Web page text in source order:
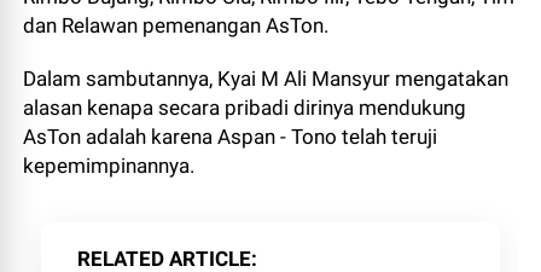
dan Relawan pemenangan AsTon.
Dalam sambutannya, Kyai M Ali Mansyur mengatakan
alasan kenapa secara pribadi dirinya mendukung
AsTon adalah karena Aspan - Tono telah teruji
kepemimpinannya.
RELATED ARTICLE